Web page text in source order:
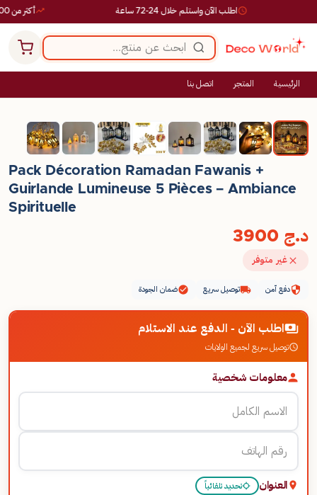
أكثر من 10,000 طلب ناجح اطلب الآن واستلم خلال 24-72 ساعة
الرئيسية المتجر اتصل بنا
Pack Décoration Ramadan Fawanis +
Guirlande Lumineuse 5 Pièces – Ambiance
Spirituelle
د.ج
غير متوفر
دفع آمن توصيل سريع ضمان الجودة
اطلب الآن - الدفع عند الاستلام
توصيل سريع لجميع الولايات
معلومات شخصية
العنوان تحديد تلقائياً